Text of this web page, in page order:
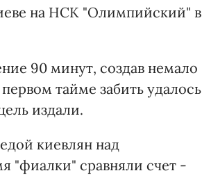
на НСК "Олимпийский" в
90 минут, создав немало
тайме забить удалось
издали.
киевлян над
"фиалки" сравняли счет -